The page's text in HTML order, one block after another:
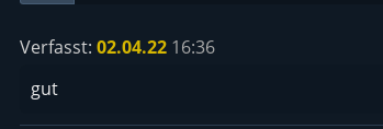
Verfasst: 02.04.2216:36
gut